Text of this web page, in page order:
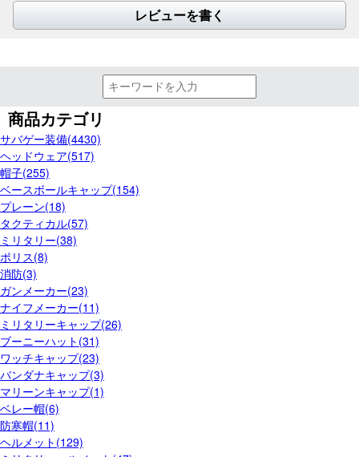
レビューを書く
商品カテゴリ
サバゲー装備(4430)
ヘッドウェア(517)
帽子(255)
ベースボールキャップ(154)
プレーン(18)
タクティカル(57)
ミリタリー(38)
ポリス(8)
消防(3)
ガンメーカー(23)
ナイフメーカー(11)
ミリタリーキャップ(26)
ブーニーハット(31)
ワッチキャップ(23)
バンダナキャップ(3)
マリーンキャップ(1)
ベレー帽(6)
防寒帽(11)
ヘルメット(129)